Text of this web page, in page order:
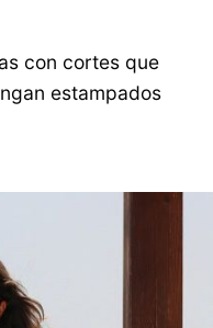
con cortes que
estampados